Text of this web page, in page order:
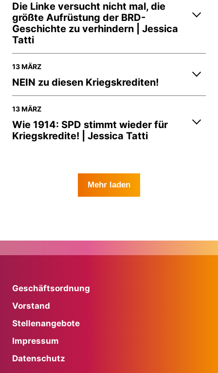
Die Linke versucht nicht mal, die
größte Aufrüstung der BRD-
Geschichte zu verhindern | Jessica
Tatti
13 MÄRZ
NEIN zu diesen Kriegskrediten!
13 MÄRZ
Wie 1914: SPD stimmt wieder für
Kriegskredite! | Jessica Tatti
Mehr laden
Geschäftsordnung
Vorstand
Stellenangebote
Impressum
Datenschutz